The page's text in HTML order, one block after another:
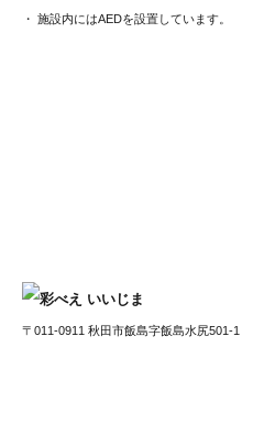
・ 施設内にはAEDを設置しています。
〒011-0911 秋田市飯島字飯島水尻501-1